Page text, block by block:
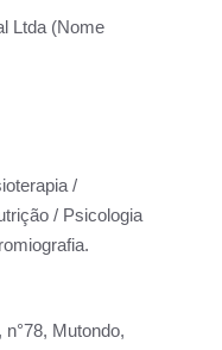
Ltda (Nome
/
/ Psicologia
Mutondo,